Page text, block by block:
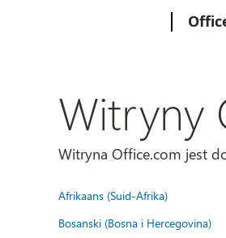
Witryny
Witryna Office.com jest
Afrikaans (Suid-Afrika)
Bosanski (Bosna i Hercegovina)